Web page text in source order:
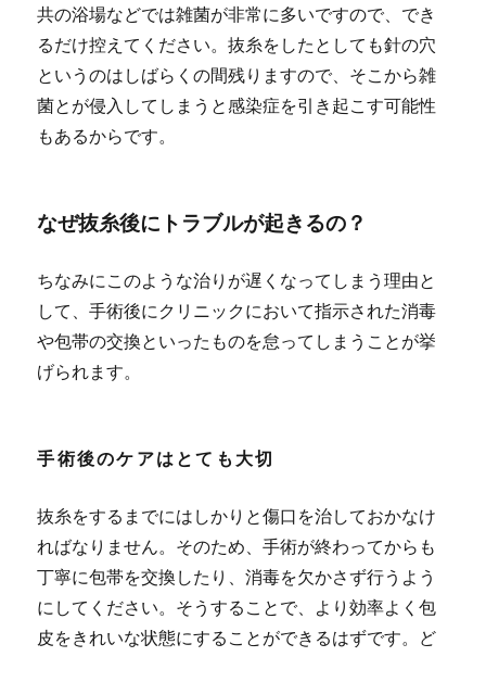
共の浴場などでは雑菌が非常に多いですので、でき
るだけ控えてください。抜糸をしたとしても針の穴
というのはしばらくの間残りますので、そこから雑
菌とが侵入してしまうと感染症を引き起こす可能性
もあるからです。
なぜ抜糸後にトラブルが起きるの？
ちなみにこのような治りが遅くなってしまう理由と
して、手術後にクリニックにおいて指示された消毒
や包帯の交換といったものを怠ってしまうことが挙
げられます。
手術後のケアはとても大切
抜糸をするまでにはしかりと傷口を治しておかなけ
ればなりません。 そのため、手術が終わってからも
丁寧に包帯を交換したり、消毒を欠かさず行うよう
にしてください。 そうすることで、より効率よく包
皮をきれいな状態にすることができるはずです。ど